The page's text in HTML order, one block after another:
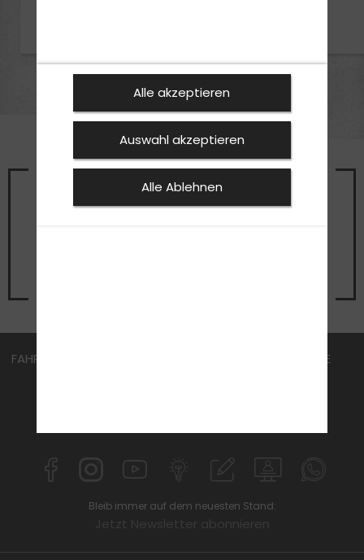
Vereinbare noch heute einen
Termin
FAHRSCHULE
KURSE
Bleib immer auf dem neuesten Stand:
Alle akzeptieren
Auswahl akzeptieren
Alle Ablehnen